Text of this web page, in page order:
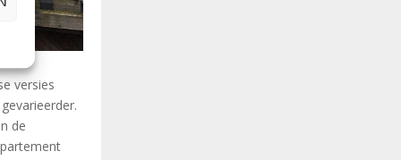
versies
de